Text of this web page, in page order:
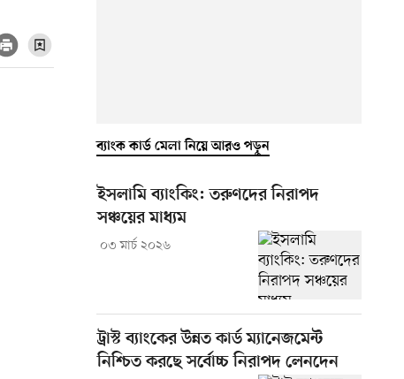
ব্যাংক কার্ড মেলা নিয়ে আরও পড়ুন
ইসলামি ব্যাংকিং: তরুণদের নিরাপদ
সঞ্চয়ের মাধ্যম
০৩ মার্চ ২০২৬
ট্রাস্ট ব্যাংকের উন্নত কার্ড ম্যানেজমেন্ট
নিশ্চিত করছে সর্বোচ্চ নিরাপদ লেনদেন